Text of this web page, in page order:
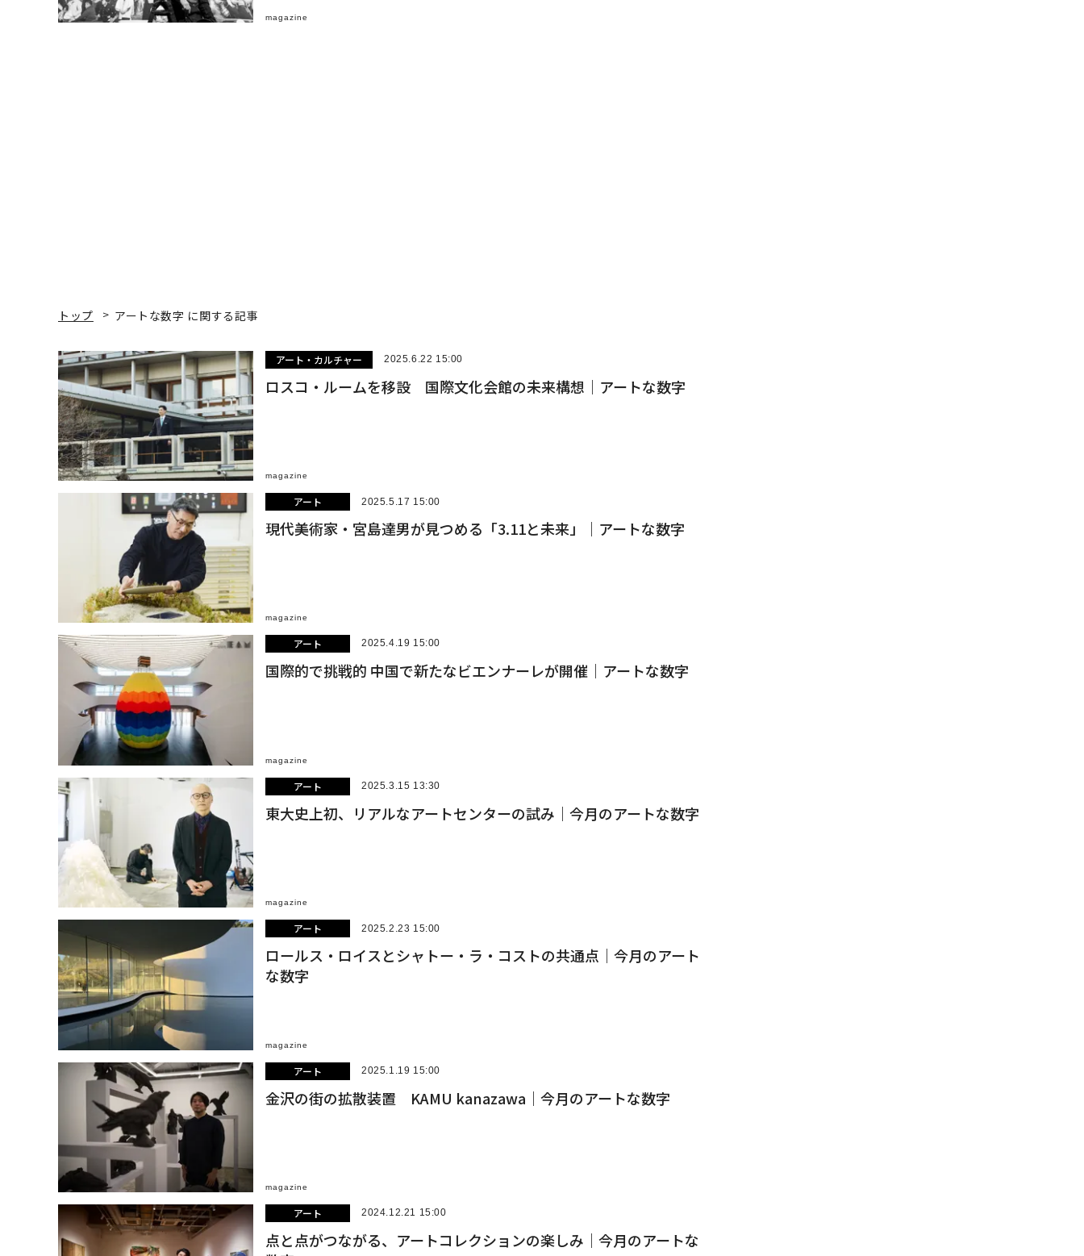
magazine
トップ アートな数字 に関する記事
アート・カルチャー 2025.6.22 15:00
ロスコ・ルームを移設 国際文化会館の未来構想｜アートな数字
magazine
アート 2025.5.17 15:00
現代美術家・宮島達男が見つめる「3.11と未来」｜アートな数字
magazine
アート 2025.4.19 15:00
国際的で挑戦的 中国で新たなビエンナーレが開催｜アートな数字
magazine
アート 2025.3.15 13:30
東大史上初、リアルなアートセンターの試み｜今月のアートな数字
magazine
アート 2025.2.23 15:00
ロールス・ロイスとシャトー・ラ・コストの共通点｜今月のアート
な数字
magazine
アート 2025.1.19 15:00
金沢の街の拡散装置 KAMU kanazawa｜今月のアートな数字
magazine
アート 2024.12.21 15:00
点と点がつながる、アートコレクションの楽しみ｜今月のアートな